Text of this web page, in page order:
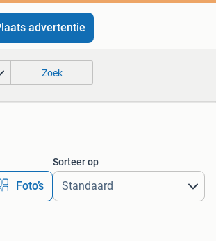
advertentie
Zoek
Foto’s
Sorteer op